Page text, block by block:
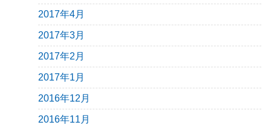
2017年4月
2017年3月
2017年2月
2017年1月
2016年12月
2016年11月